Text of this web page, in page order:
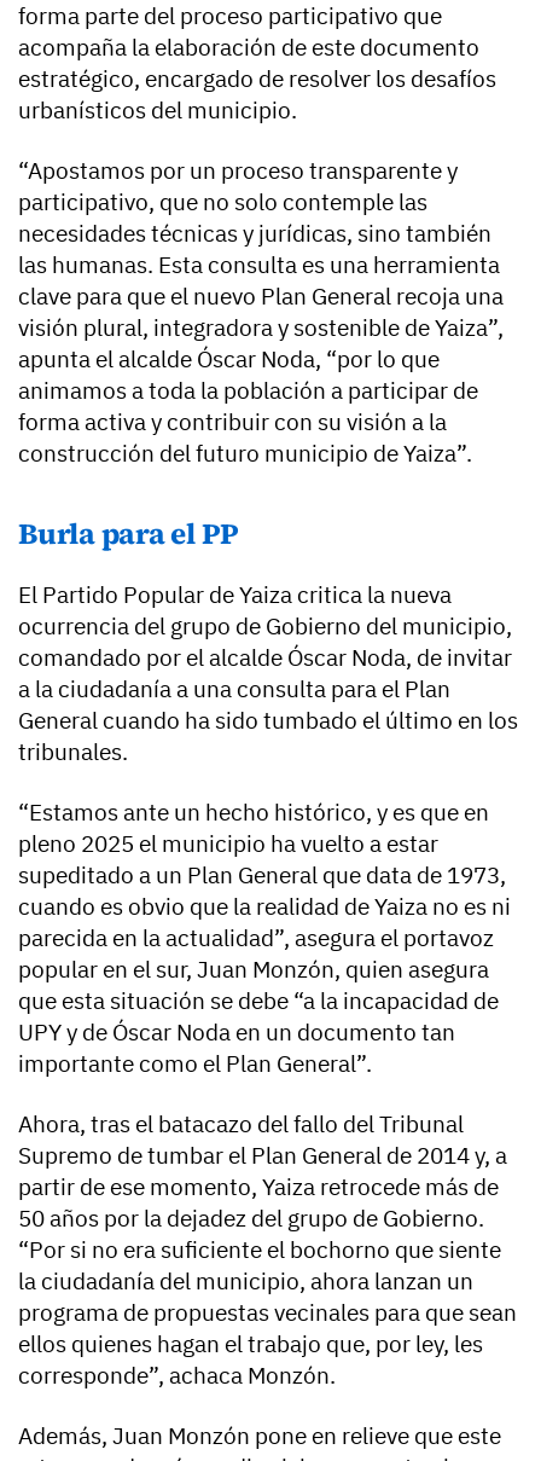
forma parte del proceso participativo que
acompaña la elaboración de este documento
estratégico, encargado de resolver los desafíos
urbanísticos del municipio.
“Apostamos por un proceso transparente y
participativo, que no solo contemple las
necesidades técnicas y jurídicas, sino también
las humanas. Esta consulta es una herramienta
clave para que el nuevo Plan General recoja una
visión plural, integradora y sostenible de Yaiza”,
apunta el alcalde Óscar Noda, “por lo que
animamos a toda la población a participar de
forma activa y contribuir con su visión a la
construcción del futuro municipio de Yaiza”.
Burla para el PP
El Partido Popular de Yaiza critica la nueva
ocurrencia del grupo de Gobierno del municipio,
comandado por el alcalde Óscar Noda, de invitar
a la ciudadanía a una consulta para el Plan
General cuando ha sido tumbado el último en los
tribunales.
“Estamos ante un hecho histórico, y es que en
pleno 2025 el municipio ha vuelto a estar
supeditado a un Plan General que data de 1973,
cuando es obvio que la realidad de Yaiza no es ni
parecida en la actualidad”, asegura el portavoz
popular en el sur, Juan Monzón, quien asegura
que esta situación se debe “a la incapacidad de
UPY y de Óscar Noda en un documento tan
importante como el Plan General”.
Ahora, tras el batacazo del fallo del Tribunal
Supremo de tumbar el Plan General de 2014 y, a
partir de ese momento, Yaiza retrocede más de
50 años por la dejadez del grupo de Gobierno.
“Por si no era suficiente el bochorno que siente
la ciudadanía del municipio, ahora lanzan un
programa de propuestas vecinales para que sean
ellos quienes hagan el trabajo que, por ley, les
corresponde”, achaca Monzón.
Además, Juan Monzón pone en relieve que este